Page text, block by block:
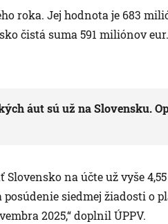
roka. Jej hodnota je 683
čistá suma 591 miliónov eur.
áut sú už na Slovensku.
na účte už vyše
siedmej žiadosti o
2025,“ doplnil ÚPPV.